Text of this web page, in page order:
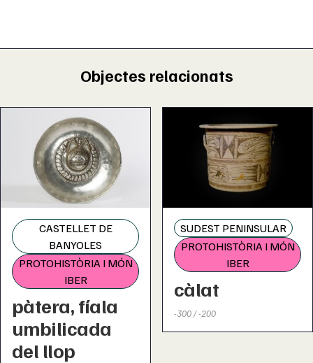
Objectes relacionats
CASTELLET DE
BANYOLES
PROTOHISTÒRIA I MÓN
IBER
pàtera, fíala
umbilicada
del llop
SUDEST PENINSULAR
PROTOHISTÒRIA I MÓN
IBER
càlat
-300 / -200